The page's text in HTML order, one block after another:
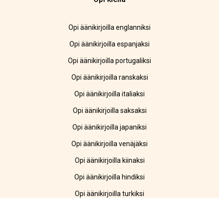
Opi äänikirjoilla englanniksi
Opi äänikirjoilla espanjaksi
Opi äänikirjoilla portugaliksi
Opi äänikirjoilla ranskaksi
Opi äänikirjoilla italiaksi
Opi äänikirjoilla saksaksi
Opi äänikirjoilla japaniksi
Opi äänikirjoilla venäjäksi
Opi äänikirjoilla kiinaksi
Opi äänikirjoilla hindiksi
Opi äänikirjoilla turkiksi